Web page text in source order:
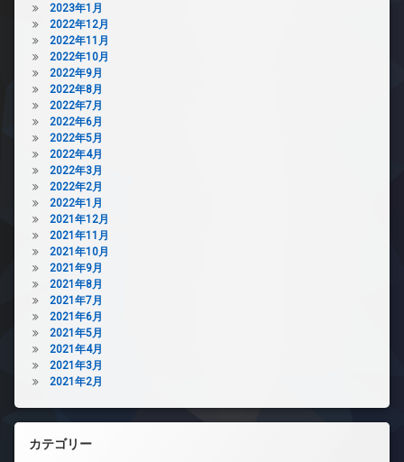
2023年1月
2022年12月
2022年11月
2022年10月
2022年9月
2022年8月
2022年7月
2022年6月
2022年5月
2022年4月
2022年3月
2022年2月
2022年1月
2021年12月
2021年11月
2021年10月
2021年9月
2021年8月
2021年7月
2021年6月
2021年5月
2021年4月
2021年3月
2021年2月
カテゴリー